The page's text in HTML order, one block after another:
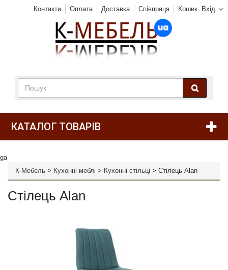
Вхід
Контакти Оплата Доставка Співпраця Кошик
КАТАЛОГ ТОВАРІВ
ga
К-Мебель > Кухонні меблі > Кухонні стільці > Стілець Alan
Стілець Alan